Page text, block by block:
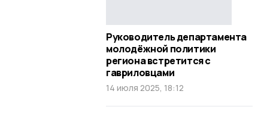
Руководитель департамента
молодёжной политики
региона встретится с
гавриловцами
14 июля 2025, 18:12